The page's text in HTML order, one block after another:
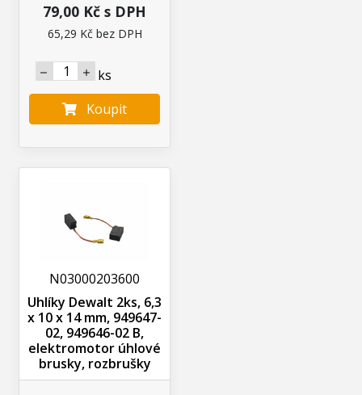
79,00 Kč s DPH
65,29 Kč bez DPH
ks
Koupit
N03000203600
Uhlíky Dewalt 2ks, 6,3
x 10 x 14 mm, 949647-
02, 949646-02 B,
elektromotor úhlové
brusky, rozbrušky